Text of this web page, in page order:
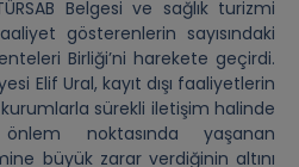
Belgesi ve sağlık turizmi
gösterenlerin sayısındaki
Birliği’ni harekete geçirdi.
Elif Ural, kayıt dışı faaliyetlerin
sürekli iletişim halinde
önlem noktasında yaşanan
büyük zarar verdiğinin altını